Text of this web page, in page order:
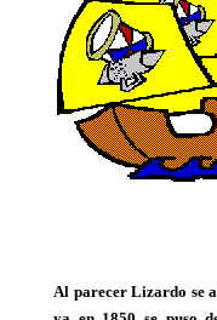
Al parecer Lizardo se